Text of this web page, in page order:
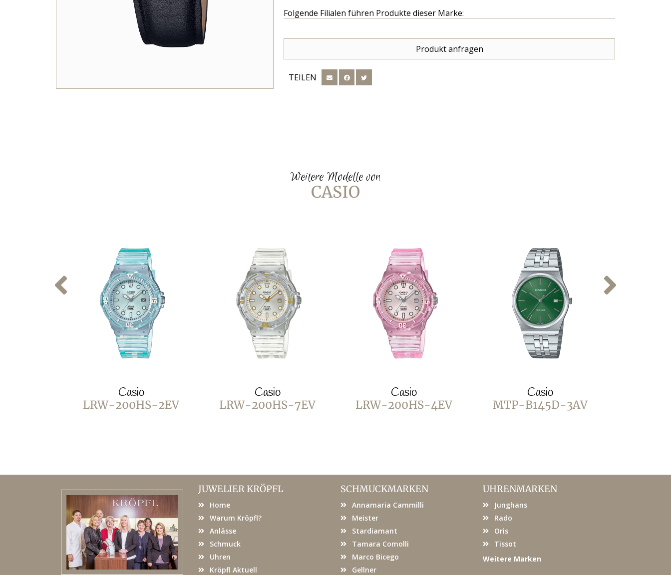
Folgende Filialen führen Produkte dieser Marke:
Produkt anfragen
TEILEN
Weitere Modelle von
CASIO
Casio
LRW-200HS-2EV
Casio
LRW-200HS-7EV
Casio
LRW-200HS-4EV
Casio
MTP-B145D-3AV
JUWELIER KRÖPFL
Home
Warum Kröpfl?
Anlässe
Schmuck
Uhren
Kröpfl Aktuell
SCHMUCKMARKEN
Annamaria Cammilli
Meister
Stardiamant
Tamara Comolli
Marco Bicego
Gellner
UHRENMARKEN
Junghans
Rado
Oris
Tissot
Weitere Marken